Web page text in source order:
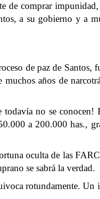
de comprar
a su gobierno y a
de paz de Santos,
años de
todavía no se
a 200.000 has.,
oculta de las
se sabrá la verdad.
rotundamente. Un